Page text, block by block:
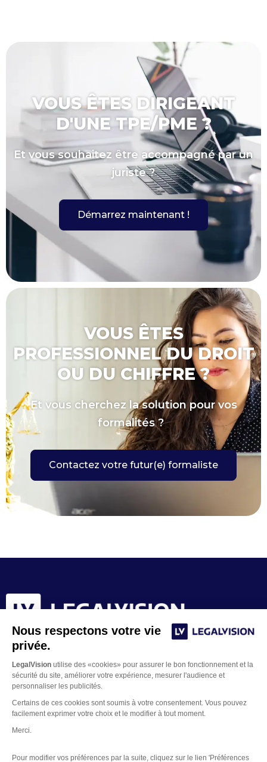
Nous respectons votre vie
privée.
LegalVision utilise des «cookies» pour assurer le bon fonctionnement et la
sécurité du site, améliorer votre expérience, mesurer l'audience et
personnaliser les publicités.
Certains de ces cookies sont soumis à votre consentement. Vous pouvez
facilement exprimer votre choix et le modifier à tout moment.
Merci.
Pour modifier vos préférences par la suite, cliquez sur le lien 'Préférences
VOUS ÊTES DIRIGEANT
D'UNE TPE/PME ?
Et vous souhaitez être accompagné par un
juriste ?
Démarrez maintenant !
VOUS ÊTES
PROFESSIONNEL DU DROIT
OU DU CHIFFRE ?
Et vous cherchez la solution pour vos
formalités ?
Contactez votre futur(e) formaliste